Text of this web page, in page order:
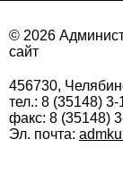
© 2026
сайт
456730,
тел.: 8 (35148) 3-
факс: 8 (35148)
Эл. почта: